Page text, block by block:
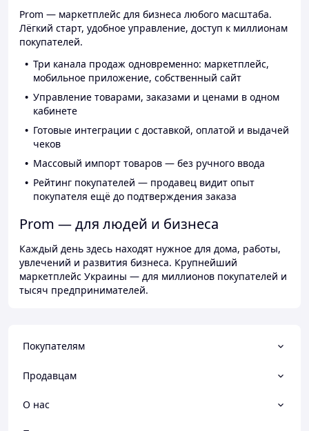
Prom — маркетплейс для бизнеса любого масштаба.
Лёгкий старт, удобное управление, доступ к миллионам
покупателей.
Три канала продаж одновременно: маркетплейс,
мобильное приложение, собственный сайт
Управление товарами, заказами и ценами в одном
кабинете
Готовые интеграции с доставкой, оплатой и выдачей
чеков
Массовый импорт товаров — без ручного ввода
Рейтинг покупателей — продавец видит опыт
покупателя ещё до подтверждения заказа
Prom — для людей и бизнеса
Каждый день здесь находят нужное для дома, работы,
увлечений и развития бизнеса. Крупнейший
маркетплейс Украины — для миллионов покупателей и
тысяч предпринимателей.
Покупателям
Продавцам
О нас